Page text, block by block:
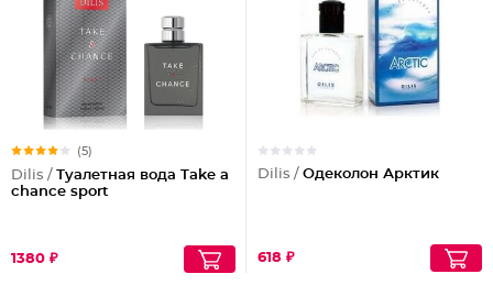
(5)
Dilis / Туалетная вода Take a
chance sport
1380 ₽
Dilis / Одеколон Арктик
618 ₽